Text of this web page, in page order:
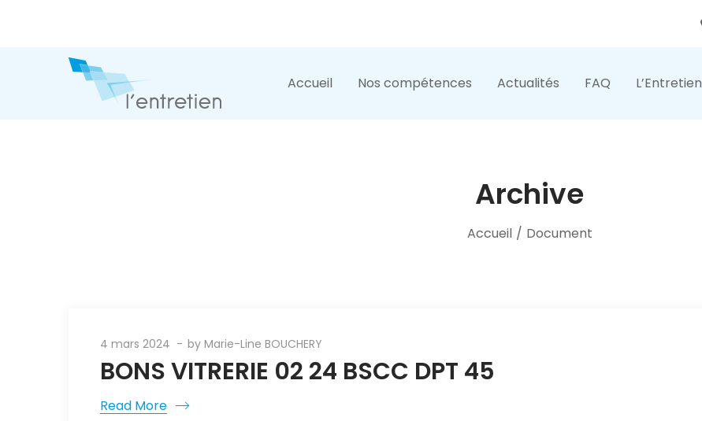
Accueil Nos compétences Actualités FAQ L’Entretien
Archive
Accueil / Document
4 mars 2024 by Marie-Line BOUCHERY
BONS VITRERIE 02 24 BSCC DPT 45
Read More